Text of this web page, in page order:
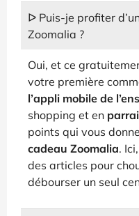
ᐅ Puis-je profiter
Zoomalia ?
Oui, et ce
votre première
l’appli mobile de
shopping et en
points qui vous
cadeau Zoomalia.
des articles pour
débourser un seul